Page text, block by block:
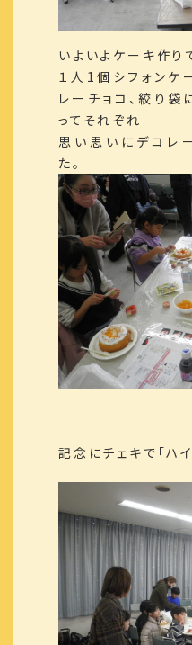
いよいよケーキ作り
１人1個シフォンケ
レーチョコ、絞り袋
ってそれぞれ
思い思いにデコレ
た。
記念にチェキで「ハ